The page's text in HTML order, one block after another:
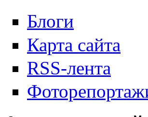
Блоги
Карта сайта
RSS-лента